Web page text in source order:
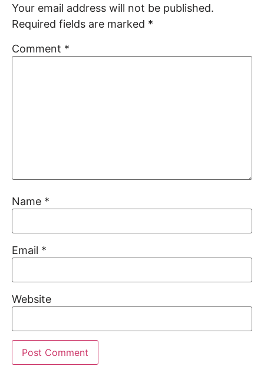
Your email address will not be published.
Required fields are marked *
Comment *
Name *
Email *
Website